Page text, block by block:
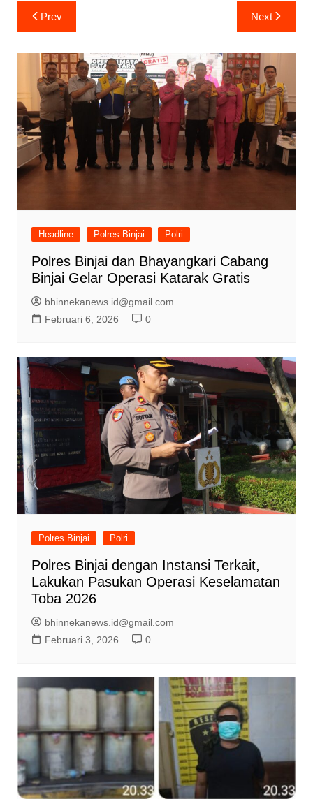
Navigasi
pos
Prev Next
Headline Polres Binjai Polri
Polres Binjai dan Bhayangkari Cabang
Binjai Gelar Operasi Katarak Gratis
bhinnekanews.id@gmail.com
Februari 6, 2026
0
Polres Binjai Polri
Polres Binjai dengan Instansi Terkait,
Lakukan Pasukan Operasi Keselamatan
Toba 2026
bhinnekanews.id@gmail.com
Februari 3, 2026
0